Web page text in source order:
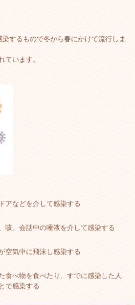
するもので冬から春にかけて流行しま
ています。
アなどを介して感染する
咳、会話中の唾液を介して感染する
空気中に飛沫し感染する
食べ物を食べたり、すでに感染した人
で感染する